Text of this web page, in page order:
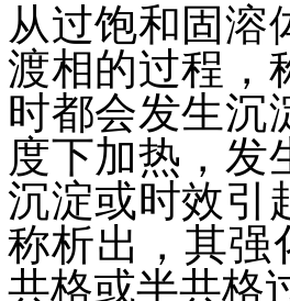
从过饱和固溶
渡相的过程，
时都会发生沉
度下加热，发
沉淀或时效引
称析出，其强
共格或半共格